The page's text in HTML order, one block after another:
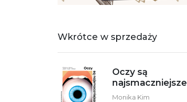
Wkrótce w sprzedaży
Oczy są
najsmaczniejsze
Monika Kim